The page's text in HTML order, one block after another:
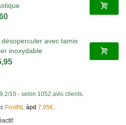
désoperculer avec tamis
inoxydable
9.2/10 - selon 1052 avis clients.
PostNL àpd 7,95€.